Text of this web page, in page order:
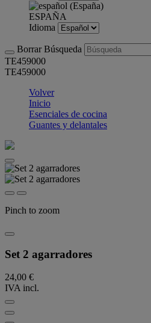
ESPAÑA
Idioma
Borrar Búsqueda
TE459000
TE459000
Volver
Inicio
Esenciales de cocina
Guantes y delantales
Pinch to zoom
Set 2 agarradores
24,00 €
IVA incl.